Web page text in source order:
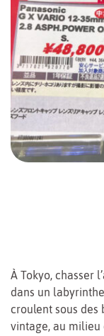
À Tokyo, chasser
dans un
croulent sous des
vintage, au milieu